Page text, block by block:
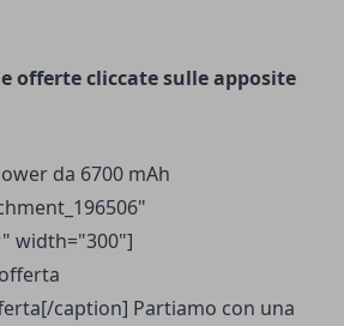
offerte cliccate sulle apposite
da 6700 mAh
width="300"]
caption] Partiamo con una